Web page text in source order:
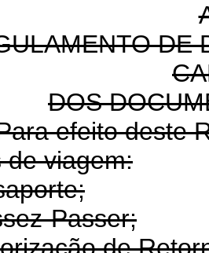
DE
DOS
efeito deste
de viagem:
Passer;